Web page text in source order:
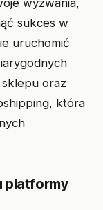
wyzwania,
sukces w
uruchomić
oraz
która
platformy